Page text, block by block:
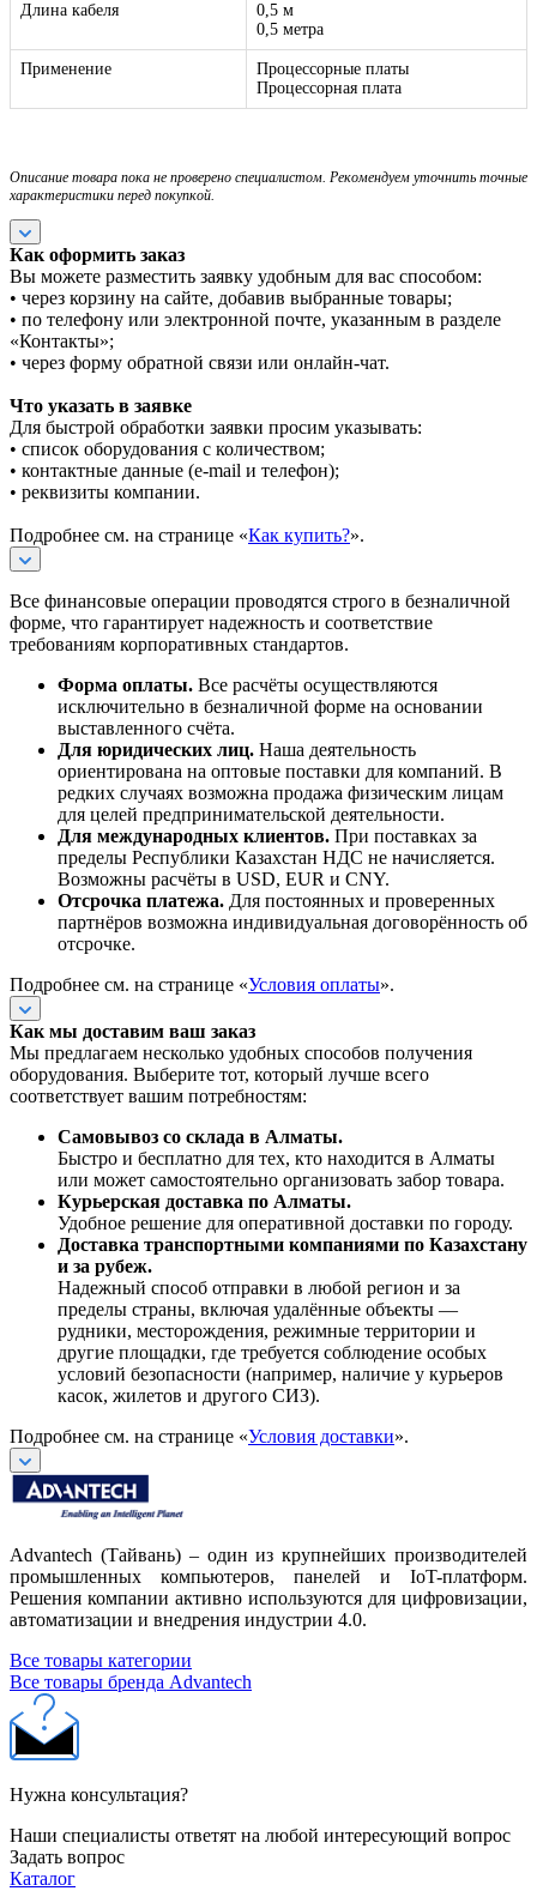
Длина кабеля
0,5 м
0,5 метра
Применение
Процессорные платы
Процессорная плата
Описание товара пока не проверено специалистом. Рекомендуем уточнить точные
характеристики перед покупкой.
Как оформить заказ
Вы можете разместить заявку удобным для вас способом:
• через корзину на сайте, добавив выбранные товары;
• по телефону или электронной почте, указанным в разделе
«Контакты»;
• через форму обратной связи или онлайн-чат.
Что указать в заявке
Для быстрой обработки заявки просим указывать:
• список оборудования с количеством;
• контактные данные (e-mail и телефон);
• реквизиты компании.
Подробнее см. на странице «Как купить?».
Все финансовые операции проводятся строго в безналичной
форме, что гарантирует надежность и соответствие
требованиям корпоративных стандартов.
Форма оплаты. Все расчёты осуществляются
исключительно в безналичной форме на основании
выставленного счёта.
Для юридических лиц. Наша деятельность
ориентирована на оптовые поставки для компаний. В
редких случаях возможна продажа физическим лицам
для целей предпринимательской деятельности.
Для международных клиентов. При поставках за
пределы Республики Казахстан НДС не начисляется.
Возможны расчёты в USD, EUR и CNY.
Отсрочка платежа. Для постоянных и проверенных
партнёров возможна индивидуальная договорённость об
отсрочке.
Подробнее см. на странице «Условия оплаты».
Как мы доставим ваш заказ
Мы предлагаем несколько удобных способов получения
оборудования. Выберите тот, который лучше всего
соответствует вашим потребностям:
Самовывоз со склада в Алматы.
Быстро и бесплатно для тех, кто находится в Алматы
или может самостоятельно организовать забор товара.
Курьерская доставка по Алматы.
Удобное решение для оперативной доставки по городу.
Доставка транспортными компаниями по Казахстану
и за рубеж.
Надежный способ отправки в любой регион и за
пределы страны, включая удалённые объекты —
рудники, месторождения, режимные территории и
другие площадки, где требуется соблюдение особых
условий безопасности (например, наличие у курьеров
касок, жилетов и другого СИЗ).
Подробнее см. на странице «Условия доставки».
Advantech (Тайвань) – один из крупнейших производителей
промышленных компьютеров, панелей и IoT-платформ.
Решения компании активно используются для цифровизации,
автоматизации и внедрения индустрии 4.0.
Все товары категории
Все товары бренда Advantech
Нужна консультация?
Наши специалисты ответят на любой интересующий вопрос
Задать вопрос
Каталог